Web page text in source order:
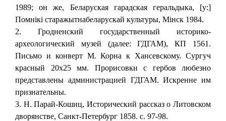
1989; он же, Беларуская гарадская геральдыка, [у:]
Помнікі старажытнабеларускай культуры, Мінск 1984.
2. Гродненский государственный историко-
археологический музей (далее: ГДГАМ), КП 1561.
Письмо и конверт М. Корна к Хансевскому. Сургуч
красный 20х25 мм. Прорисовки с гербов любезно
представлены администрацией ГДГАМ. Искренне им
признательны.
3. Н. Парай-Кошиц, Исторический рассказ о Литовском
дворянстве, Санкт-Петербург 1858. с. 97-98.